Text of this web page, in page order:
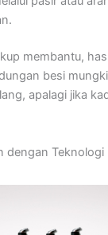
membantu,
besi
apalagi jika
dengan Teknologi